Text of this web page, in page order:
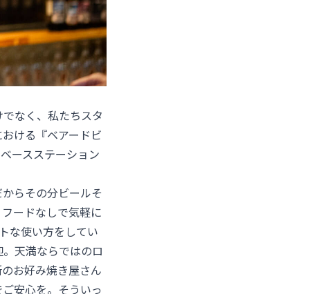
なく、私たちスタ
ける『ベアードビ
ースステーション
らその分ビールそ
ードなしで気軽に
な使い方をしてい
天満ならではのロ
お好み焼き屋さん
安心を。そういっ